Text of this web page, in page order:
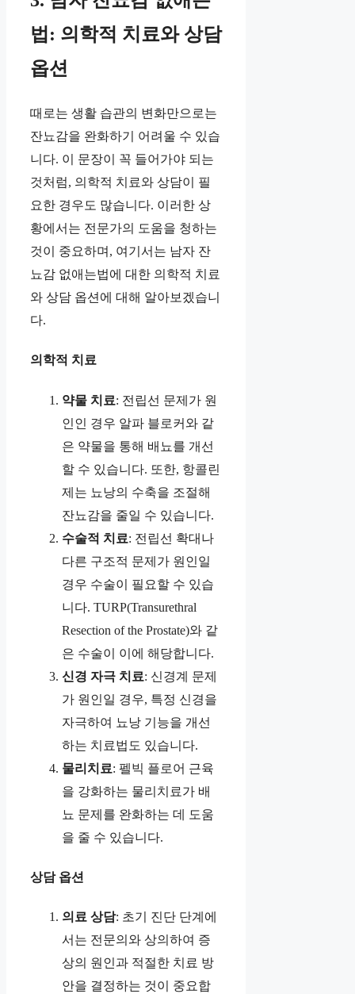
법: 의학적 치료와 상담
옵션
때로는 생활 습관의 변화만으로는
잔뇨감을 완화하기 어려울 수 있습
니다. 이 문장이 꼭 들어가야 되는
것처럼, 의학적 치료와 상담이 필
요한 경우도 많습니다. 이러한 상
황에서는 전문가의 도움을 청하는
것이 중요하며, 여기서는 남자 잔
뇨감 없애는법에 대한 의학적 치료
와 상담 옵션에 대해 알아보겠습니
다.
의학적 치료
약물 치료: 전립선 문제가 원
인인 경우 알파 블로커와 같
은 약물을 통해 배뇨를 개선
할 수 있습니다. 또한, 항콜린
제는 뇨낭의 수축을 조절해
잔뇨감을 줄일 수 있습니다.
수술적 치료: 전립선 확대나
다른 구조적 문제가 원인일
경우 수술이 필요할 수 있습
니다. TURP(Transurethral
Resection of the Prostate)와 같
은 수술이 이에 해당합니다.
신경 자극 치료: 신경계 문제
가 원인일 경우, 특정 신경을
자극하여 뇨낭 기능을 개선
하는 치료법도 있습니다.
물리치료: 펠빅 플로어 근육
을 강화하는 물리치료가 배
뇨 문제를 완화하는 데 도움
을 줄 수 있습니다.
상담 옵션
의료 상담: 초기 진단 단계에
서는 전문의와 상의하여 증
상의 원인과 적절한 치료 방
안을 결정하는 것이 중요합